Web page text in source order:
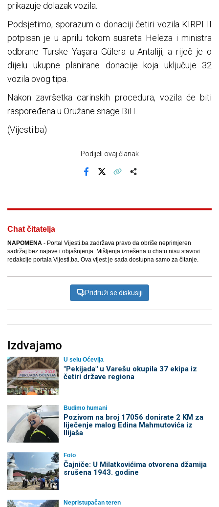
prikazuje dolazak vozila.
Podsjetimo, sporazum o donaciji četiri vozila KIRPI II
potpisan je u aprilu tokom susreta Heleza i ministra
odbrane Turske Yaşara Gülera u Antaliji, a riječ je o
dijelu ukupne planirane donacije koja uključuje 32
vozila ovog tipa.
Nakon završetka carinskih procedura, vozila će biti
raspoređena u Oružane snage BiH.
(Vijesti.ba)
Podijeli ovaj članak
Chat čitatelja
NAPOMENA - Portal Vijesti.ba zadržava pravo da obriše neprimjeren
sadržaj bez najave i objašnjenja. Mišljenja iznešena u chatu nisu stavovi
redakcije portala Vijesti.ba. Ova vijest je sada dostupna samo za čitanje.
Pridruži se diskusiji
Izdvajamo
U selu Oćevija
"Pekijada" u Varešu okupila 37 ekipa iz
četiri države regiona
Budimo humani
Pozivom na broj 17056 donirate 2 KM za
liječenje malog Edina Mahmutovića iz
Ilijaša
Foto
Čajniče: U Milatkovićima otvorena džamija
srušena 1943. godine
Nepristupačan teren